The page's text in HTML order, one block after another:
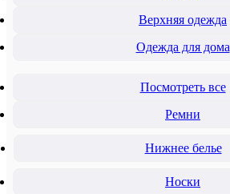
Верхняя одежда
Одежда для дома
Посмотреть все
Ремни
Нижнее белье
Носки